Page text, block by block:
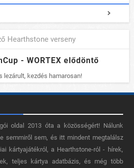
Hearthstone verseny
- WORTEX elődöntő
lezárult, kezdés hamarosan!
oldal 2013 óta a közösségért! Nálunk
semmiről sem, és itt mindent megtalálsz
kártyajátékról, a Hearthstone-ról - hírek,
teljes kártya adatbázis, és még több